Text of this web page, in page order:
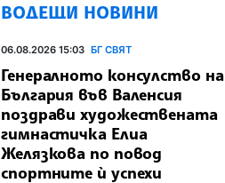
ВОДЕЩИ НОВИНИ
06.08.2026 15:03 БГ СВЯТ
Генералното консулство на
България във Валенсия
поздрави художествената
гимнастичка Елиа
Желязкова по повод
спортните ѝ успехи